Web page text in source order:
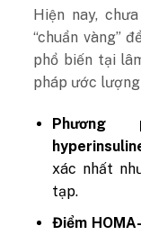
Hiện nay,
“chuẩn vàng”
phổ biến tại
pháp ước
Phương
xác nhất
tạp.
Điểm